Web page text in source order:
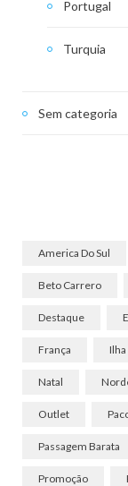
Portugal
Turquia
Sem categoria
America Do Sul
Beto Carrero
Destaque
França Ilha
Natal
Outlet
Passagem Barata
Promoção